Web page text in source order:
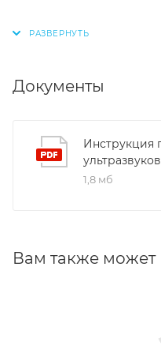
Документы
Инструкция
1,8 мб
Вам также может